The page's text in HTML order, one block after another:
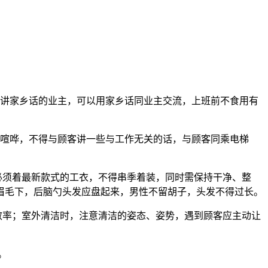
家乡话的业主，可以用家乡话同业主交流，上班前不食用有
哗，不得与顾客讲一些与工作无关的话，与顾客同乘电梯
着最新款式的工衣，不得串季着装，同时需保持干净、整
下，后脑勺头发应盘起来，男性不留胡子，头发不得过长。
；室外清洁时，注意清洁的姿态、姿势，遇到顾客应主动让